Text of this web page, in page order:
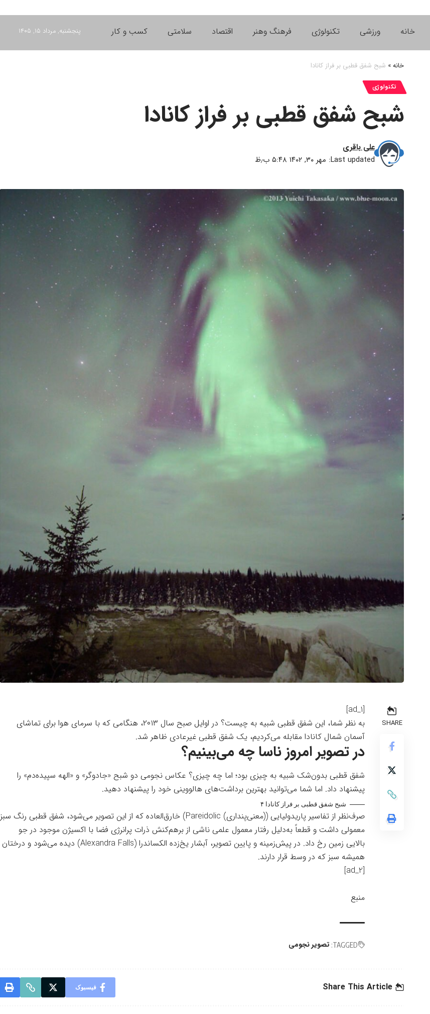
خانه ورزشی تکنولوژی فرهنگ وهنر اقتصاد سلامتی کسب و کار پنجشنبه, مرداد ۱۵, ۱۴۰۵
خانه» شبح شفق قطبی بر فراز کانادا
تکنولوژی
شبح شفق قطبی بر فراز کانادا
Last updated: مهر ۳۰, ۱۴۰۲ ۵:۴۸ ب٫ظ
علی باقری
SHARE
[ad_1]
به نظر شما، این شفق قطبی شبیه به چیست؟ در اوایل صبح سال ۲۰۱۳، هنگامی که با سرمای هوا برای تماشای
آسمان شمال کانادا مقابله می‌کردیم، یک شفق قطبی غیرعادی ظاهر شد.
در تصویر امروز ناسا چه می‌بینیم؟
شفق قطبی بدون‌شک شبیه به چیزی بود؛ اما چه چیزی؟ عکاس نجومی دو شبح «جادوگر» و «الهه سپیده‌دم» را
پیشنهاد داد. اما شما می‌توانید بهترین برداشت‌های هالووینی خود را پیشنهاد دهید.
شبح شفق قطبی بر فراز کانادا ۴
صرف‌نظر از تفاسیر پاریدولیایی ((معنی‌پنداری) Pareidolic) خارق‌العاده که از این تصویر می‌شود، شفق قطبی رنگ سبز
معمولی داشت و قطعاً به‌دلیل رفتار معمول علمی ناشی از برهم‌کنش ذرات پرانرژی فضا با اکسیژن موجود در جو
بالایی زمین رخ داد. در پیش‌زمینه و پایین تصویر، آبشار یخ‌زده الکساندرا (Alexandra Falls) دیده می‌شود و درختان
همیشه سبز که در وسط قرار دارند.
[ad_2]
منبع
TAGGED: تصویر نجومی
Share This Article فیسبوک